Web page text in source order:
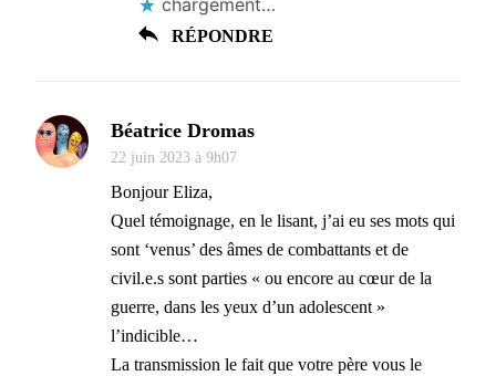
chargement…
RÉPONDRE
Béatrice Dromas
22 juin 2023 à 9h07
Bonjour Eliza,
Quel témoignage, en le lisant, j’ai eu ses mots qui
sont ‘venus’ des âmes de combattants et de
civil.e.s sont parties « ou encore au cœur de la
guerre, dans les yeux d’un adolescent »
l’indicible…
La transmission le fait que votre père vous le